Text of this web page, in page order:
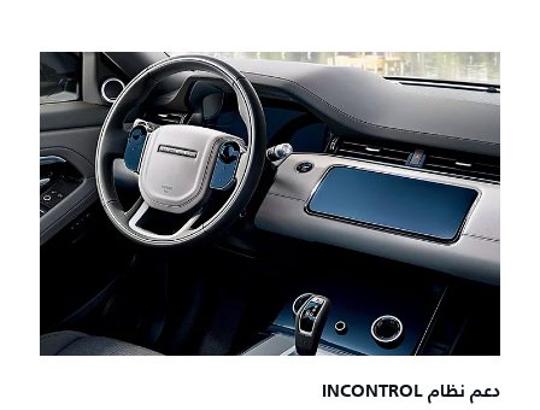
دعم نظام INCONTROL